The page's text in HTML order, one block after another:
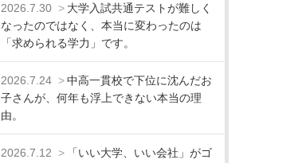
2026.7.30
大学入試共通テストが難しく
なったのではなく、本当に変わったのは
「求められる学力」です。
2026.7.24
中高一貫校で下位に沈んだお
子さんが、何年も浮上できない本当の理
由。
2026.7.12
「いい大学、いい会社」がゴ